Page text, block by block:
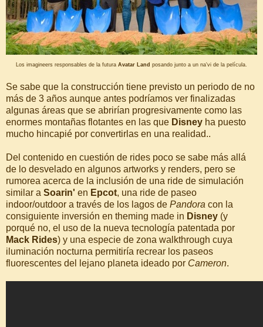
Los imagineers responsables de la futura Avatar Land posando junto a un na'vi de la película.
Se sabe que la construcción tiene previsto un periodo de no
más de 3 años aunque antes podríamos ver finalizadas
algunas áreas que se abrirían progresivamente como las
enormes montañas flotantes en las que Disney ha puesto
mucho hincapié por convertirlas en una realidad..
Del contenido en cuestión de rides poco se sabe más allá
de lo desvelado en algunos artworks y renders, pero se
rumorea acerca de la inclusión de una ride de simulación
similar a Soarin' en Epcot, una ride de paseo
indoor/outdoor a través de los lagos de Pandora con la
consiguiente inversión en theming made in Disney (y
porqué no, el uso de la nueva tecnología patentada por
Mack Rides) y una especie de zona walkthrough cuya
iluminación nocturna permitiría recrear los paseos
fluorescentes del lejano planeta ideado por Cameron.